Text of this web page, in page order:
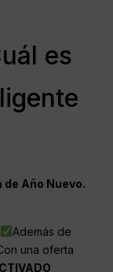
es
de Año Nuevo.
Además de
una oferta